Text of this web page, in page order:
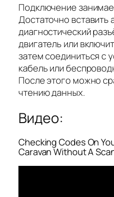
Подключение
Достаточно вставить
диагностический
двигатель или
затем соединиться с
кабель или
После этого можно
чтению данных.
Видео:
Checking Codes On
Caravan Without A